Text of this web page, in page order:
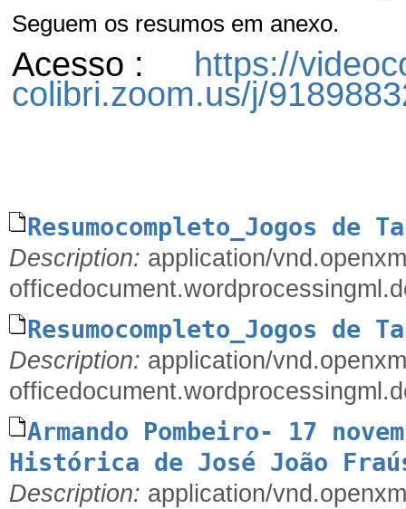
Seguem os resumos em anexo.
Acesso : https://
colibri.zoom.us/j/
Resumocompleto_Jogos de
Description: application/
Resumocompleto_Jogos de
Description: application/
Armando Pombeiro- 17
Histórica de José João
Description: application/